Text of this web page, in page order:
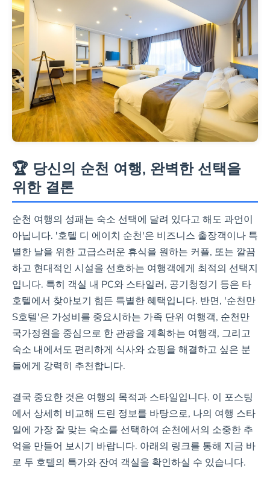
🏆 당신의 순천 여행, 완벽한 선택을
위한 결론
순천 여행의 성패는 숙소 선택에 달려 있다고 해도 과언이
아닙니다. '호텔 디 에이치 순천'은 비즈니스 출장객이나 특
별한 날을 위한 고급스러운 휴식을 원하는 커플, 또는 깔끔
하고 현대적인 시설을 선호하는 여행객에게 최적의 선택지
입니다. 특히 객실 내 PC와 스타일러, 공기청정기 등은 타
호텔에서 찾아보기 힘든 특별한 혜택입니다. 반면, '순천만
S호텔'은 가성비를 중요시하는 가족 단위 여행객, 순천만
국가정원을 중심으로 한 관광을 계획하는 여행객, 그리고
숙소 내에서도 편리하게 식사와 쇼핑을 해결하고 싶은 분
들에게 강력히 추천합니다.
결국 중요한 것은 여행의 목적과 스타일입니다. 이 포스팅
에서 상세히 비교해 드린 정보를 바탕으로, 나의 여행 스타
일에 가장 잘 맞는 숙소를 선택하여 순천에서의 소중한 추
억을 만들어 보시기 바랍니다. 아래의 링크를 통해 지금 바
로 두 호텔의 특가와 잔여 객실을 확인하실 수 있습니다.